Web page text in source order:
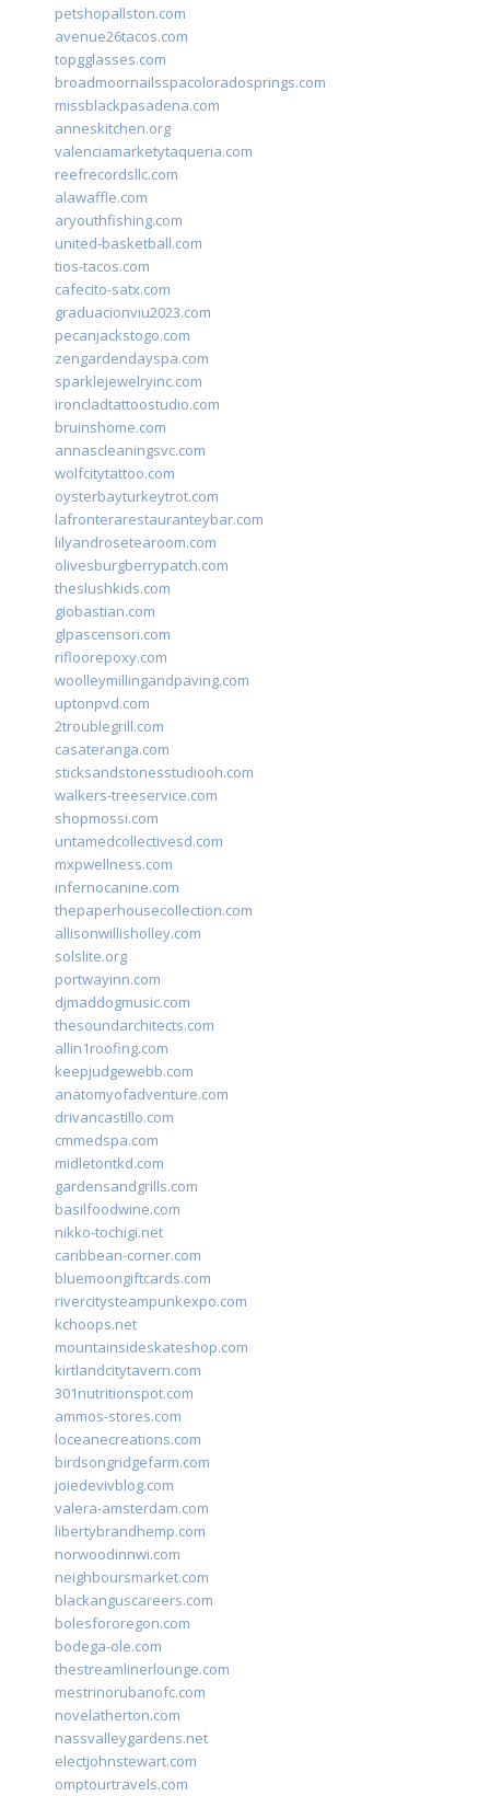
petshopallston.com
avenue26tacos.com
topgglasses.com
broadmoornailsspacoloradosprings.com
missblackpasadena.com
anneskitchen.org
valenciamarketytaqueria.com
reefrecordsllc.com
alawaffle.com
aryouthfishing.com
united-basketball.com
tios-tacos.com
cafecito-satx.com
graduacionviu2023.com
pecanjackstogo.com
zengardendayspa.com
sparklejewelryinc.com
ironcladtattoostudio.com
bruinshome.com
annascleaningsvc.com
wolfcitytattoo.com
oysterbayturkeytrot.com
lafronterarestauranteybar.com
lilyandrosetearoom.com
olivesburgberrypatch.com
theslushkids.com
giobastian.com
glpascensori.com
rifloorepoxy.com
woolleymillingandpaving.com
uptonpvd.com
2troublegrill.com
casateranga.com
sticksandstonesstudiooh.com
walkers-treeservice.com
shopmossi.com
untamedcollectivesd.com
mxpwellness.com
infernocanine.com
thepaperhousecollection.com
allisonwillisholley.com
solslite.org
portwayinn.com
djmaddogmusic.com
thesoundarchitects.com
allin1roofing.com
keepjudgewebb.com
anatomyofadventure.com
drivancastillo.com
cmmedspa.com
midletontkd.com
gardensandgrills.com
basilfoodwine.com
nikko-tochigi.net
caribbean-corner.com
bluemoongiftcards.com
rivercitysteampunkexpo.com
kchoops.net
mountainsideskateshop.com
kirtlandcitytavern.com
301nutritionspot.com
ammos-stores.com
loceanecreations.com
birdsongridgefarm.com
joiedevivblog.com
valera-amsterdam.com
libertybrandhemp.com
norwoodinnwi.com
neighboursmarket.com
blackanguscareers.com
bolesfororegon.com
bodega-ole.com
thestreamlinerlounge.com
mestrinorubanofc.com
novelatherton.com
nassvalleygardens.net
electjohnstewart.com
omptourtravels.com